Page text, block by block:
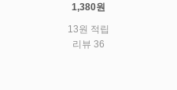
1,380원
13원 적립
리뷰 36